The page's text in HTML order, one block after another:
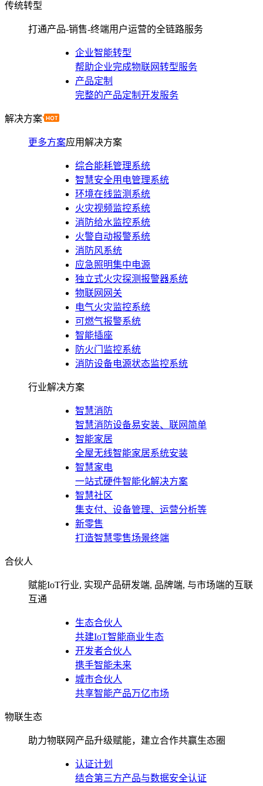
传统转型
打通产品-销售-终端用户运营的全链路服务
企业智能转型
帮助企业完成物联网转型服务
产品定制
完整的产品定制开发服务
解决方案
更多方案应用解决方案
综合能耗管理系统
智慧安全用电管理系统
环境在线监测系统
火灾视频监控系统
消防给水监控系统
火警自动报警系统
消防风系统
应急照明集中电源
独立式火灾探测报警器系统
物联网网关
电气火灾监控系统
可燃气报警系统
智能插座
防火门监控系统
消防设备电源状态监控系统
行业解决方案
智慧消防
智慧消防设备易安装、联网简单
智能家居
全屋无线智能家居系统安装
智慧家电
一站式硬件智能化解决方案
智慧社区
集支付、设备管理、运营分析等
新零售
打造智慧零售场景终端
合伙人
赋能IoT行业, 实现产品研发端, 品牌端, 与市场端的互联
互通
生态合伙人
共建IoT智能商业生态
开发者合伙人
携手智能未来
城市合伙人
共享智能产品万亿市场
物联生态
助力物联网产品升级赋能，建立合作共赢生态圈
认证计划
结合第三方产品与数据安全认证